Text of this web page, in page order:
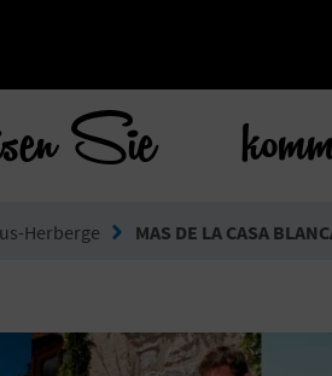
Sie
Herberge MAS DE LA CASA